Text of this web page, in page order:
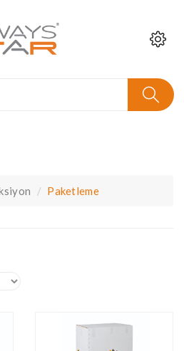
Paketleme